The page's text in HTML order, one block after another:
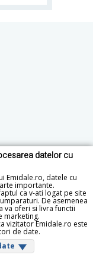
datelor cu
Emidale.ro, datele cu
importante.
ca v-ati logat pe site
De asemenea
va oferi si livra functii
marketing.
vizitator Emidale.ro este
de date.